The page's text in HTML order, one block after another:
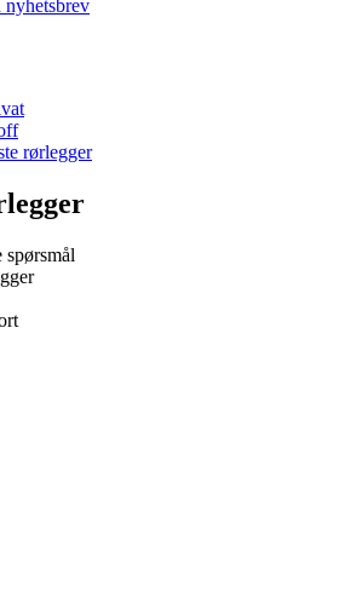
nyhetsbrev
rørlegger